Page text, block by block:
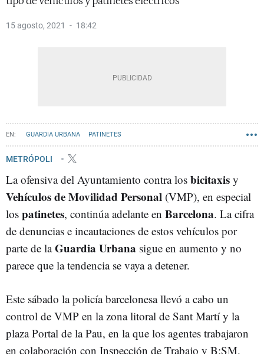
15 agosto, 2021 18:42
GUARDIA URBANA PATINETES
METRÓPOLI
La ofensiva del Ayuntamiento contra los bicitaxis y
Vehículos de Movilidad Personal (VMP), en especial
los patinetes, continúa adelante en Barcelona. La cifra
de denuncias e incautaciones de estos vehículos por
parte de laGuardia Urbana sigue en aumento y no
parece que la tendencia se vaya a detener.
Este sábado la policía barcelonesa llevó a cabo un
control de VMP en la zona litoral de Sant Martí y la
plaza Portal de la Pau, en la que los agentes trabajaron
en colaboración con Inspección de Trabajo y B:SM.